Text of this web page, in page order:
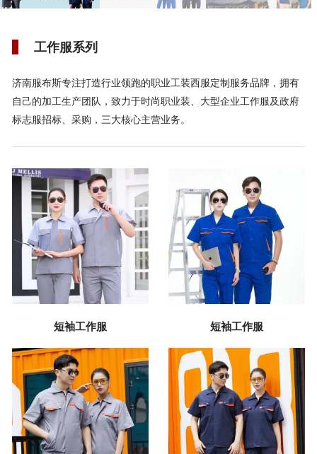
工作服系列
济南服布斯专注打造行业领跑的职业工装西服定制服务品牌，拥有
自己的加工生产团队，致力于时尚职业装、大型企业工作服及政府
标志服招标、采购，三大核心主营业务。
短袖工作服 短袖工作服